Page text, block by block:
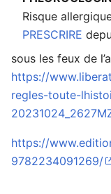
Ouvrir le menu
Risque
PRESCRIRE
sous les feux de
https://
regles-toute-
https://
9782234091269/